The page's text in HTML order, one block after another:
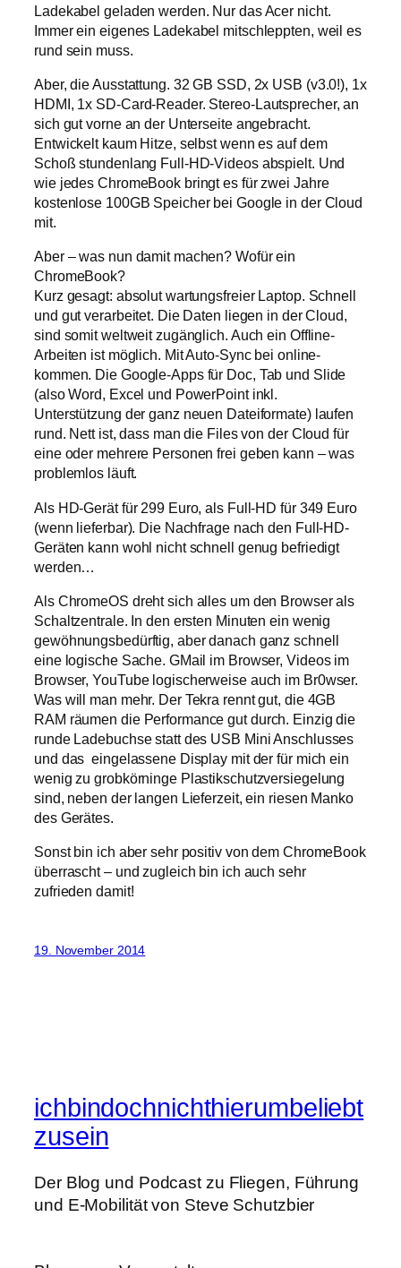
Ladekabel geladen werden. Nur das Acer nicht.
Immer ein eigenes Ladekabel mitschleppten, weil es
rund sein muss.
Aber, die Ausstattung. 32 GB SSD, 2x USB (v3.0!), 1x
HDMI, 1x SD-Card-Reader. Stereo-Lautsprecher, an
sich gut vorne an der Unterseite angebracht.
Entwickelt kaum Hitze, selbst wenn es auf dem
Schoß stundenlang Full-HD-Videos abspielt. Und
wie jedes ChromeBook bringt es für zwei Jahre
kostenlose 100GB Speicher bei Google in der Cloud
mit.
Aber – was nun damit machen? Wofür ein
ChromeBook?
Kurz gesagt: absolut wartungsfreier Laptop. Schnell
und gut verarbeitet. Die Daten liegen in der Cloud,
sind somit weltweit zugänglich. Auch ein Offline-
Arbeiten ist möglich. Mit Auto-Sync bei online-
kommen. Die Google-Apps für Doc, Tab und Slide
(also Word, Excel und PowerPoint inkl.
Unterstützung der ganz neuen Dateiformate) laufen
rund. Nett ist, dass man die Files von der Cloud für
eine oder mehrere Personen frei geben kann – was
problemlos läuft.
Als HD-Gerät für 299 Euro, als Full-HD für 349 Euro
(wenn lieferbar). Die Nachfrage nach den Full-HD-
Geräten kann wohl nicht schnell genug befriedigt
werden…
Als ChromeOS dreht sich alles um den Browser als
Schaltzentrale. In den ersten Minuten ein wenig
gewöhnungsbedürftig, aber danach ganz schnell
eine logische Sache. GMail im Browser, Videos im
Browser, YouTube logischerweise auch im Br0wser.
Was will man mehr. Der Tekra rennt gut, die 4GB
RAM räumen die Performance gut durch. Einzig die
runde Ladebuchse statt des USB Mini Anschlusses
und das eingelassene Display mit der für mich ein
wenig zu grobkörninge Plastikschutzversiegelung
sind, neben der langen Lieferzeit, ein riesen Manko
des Gerätes.
Sonst bin ich aber sehr positiv von dem ChromeBook
überrascht – und zugleich bin ich auch sehr
zufrieden damit!
19. November 2014
ichbindochnichthierumbeliebt
zusein
Der Blog und Podcast zu Fliegen, Führung
und E-Mobilität von Steve Schutzbier